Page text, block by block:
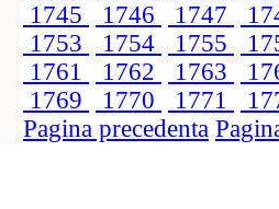
1745
1746 1747
1753
1754 1755
1761
1762 1763
1769
1770 1771
Pagina precedenta